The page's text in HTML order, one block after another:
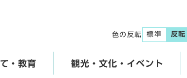
色の反転 標準 反転
・教育 観光・文化・イベント